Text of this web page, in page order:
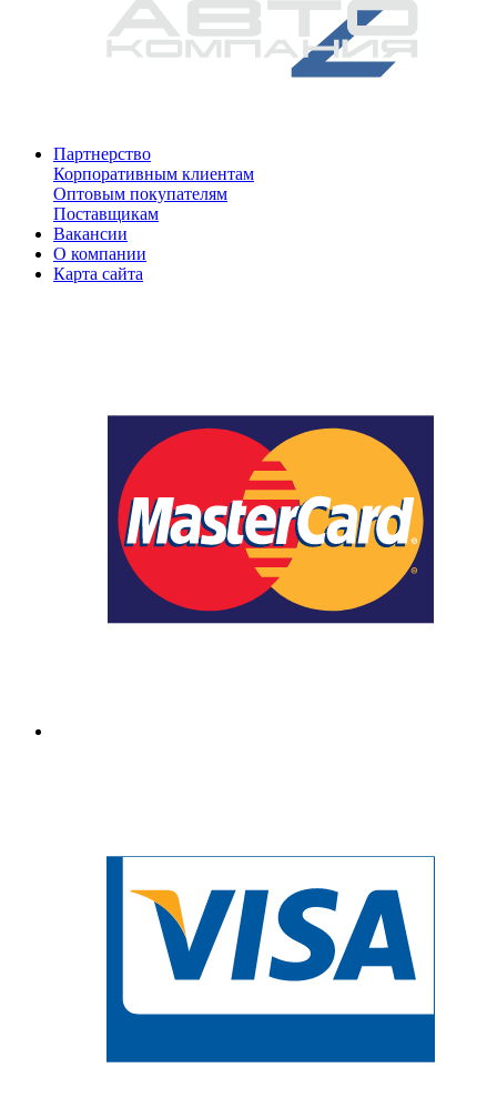
Партнерство
Корпоративным клиентам
Оптовым покупателям
Поставщикам
Вакансии
О компании
Карта сайта